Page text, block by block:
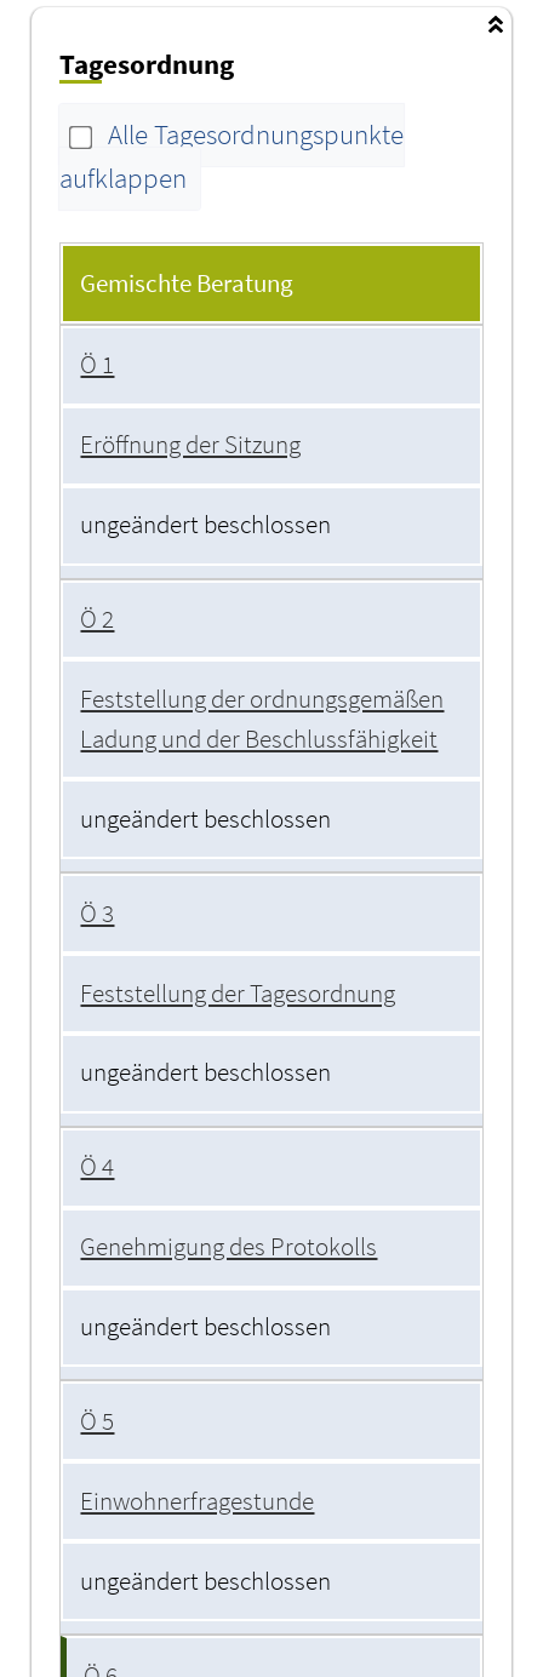
Tagesordnung
Alle Tagesordnungspunkte
aufklappen
Tagesordnung
Gemischte Beratung
Ö 1
Eröffnung der Sitzung
ungeändert beschlossen
Ö 2
Feststellung der ordnungsgemäßen
Ladung und der Beschlussfähigkeit
ungeändert beschlossen
Ö 3
Feststellung der Tagesordnung
ungeändert beschlossen
Ö 4
Genehmigung des Protokolls
ungeändert beschlossen
Ö 5
Einwohnerfragestunde
ungeändert beschlossen